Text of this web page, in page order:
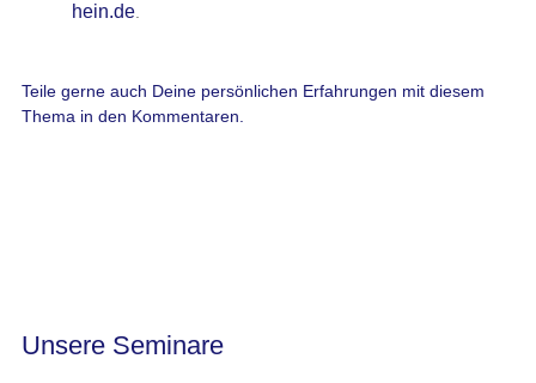
hein.de.
Teile gerne auch Deine persönlichen Erfahrungen mit diesem
Thema in den Kommentaren.
Unsere Seminare